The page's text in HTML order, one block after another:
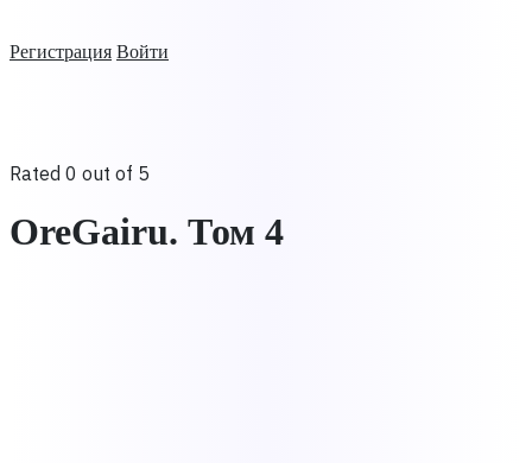
Регистрация Войти
Rated 0 out of 5
OreGairu. Том 4